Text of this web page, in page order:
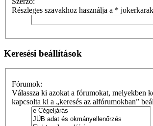
Részleges szavakhoz használja a *
Keresési beállítások
Fórumok:
Válassza ki azokat a fórumokat, melyekben
kapcsolta ki a „keresés az alfórumokban”